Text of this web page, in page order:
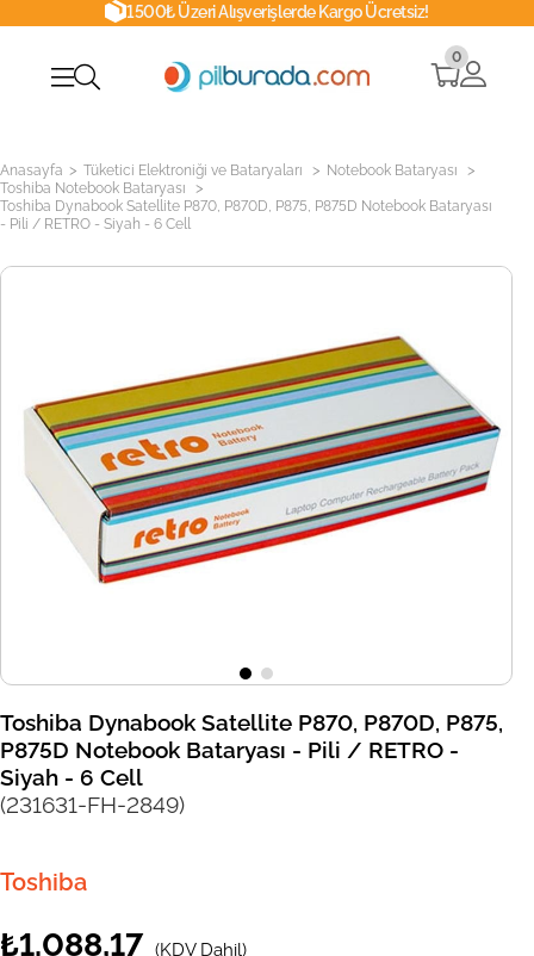
1500₺ Üzeri Alışverişlerde Kargo Ücretsiz!
0
Anasayfa > Tüketici Elektroniği ve Bataryaları > Notebook Bataryası >
Toshiba Notebook Bataryası >
Toshiba Dynabook Satellite P870, P870D, P875, P875D Notebook Bataryası
- Pili / RETRO - Siyah - 6 Cell
Toshiba Dynabook Satellite P870, P870D, P875,
P875D Notebook Bataryası - Pili / RETRO -
Siyah - 6 Cell
(231631-FH-2849)
Toshiba
₺1.088,17 (KDV Dahil)